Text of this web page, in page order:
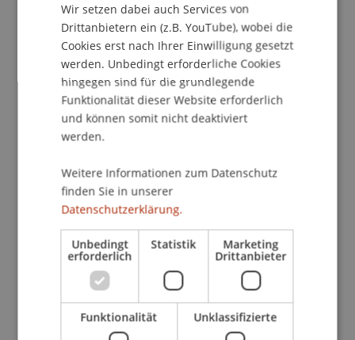
Bei unseren Master Infoabenden erhältst du alle
grundlegenden Informationen zum
Masterstudiengang deiner Wahl, erhältst von
unseren Student Ambassadors Einblicke in das
Studienleben und unsere Studiengangsteams
beantworten all deine Fragen individuell. Mit dem
Online Master Infoabend kompakt von zu Hause
(Komplett in Englisch)
20 min:Präsentation Masterprogramm
Wirtschaftsinformatik | mit Daniel Knapp,
MSc, Studiengangsmanager
10 min:Digitale Campus Tour| mit unseren
Wir setzen dabei auch Services von
Drittanbietern ein (z.B. YouTube), wobei die
Cookies erst nach Ihrer Einwilligung gesetzt
werden. Unbedingt erforderliche Cookies
hingegen sind für die grundlegende
Funktionalität dieser Website erforderlich
und können somit nicht deaktiviert
werden.
Weitere Informationen zum Datenschutz
finden Sie in unserer
Datenschutzerklärung.
Unbedingt
erforderlich
Statistik Marketing
Drittanbieter
Funktionalität Unklassifizierte